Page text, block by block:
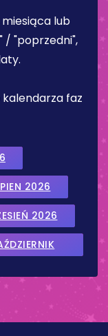
lub
/ "poprzedni",
kalendarza faz
2026
2026